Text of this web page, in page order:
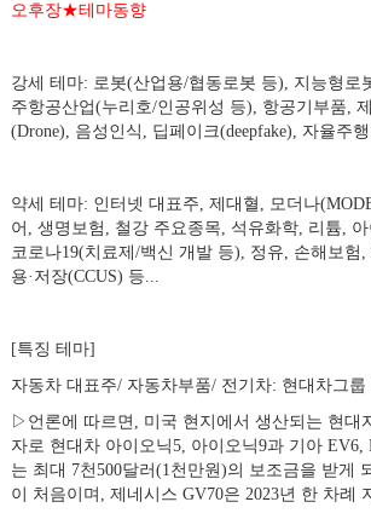
오후장★테마동향
강세 테마: 로봇(산업용/협동로봇 등), 지능형
주항공산업(누리호/인공위성 등), 항공기부품,
(Drone), 음성인식, 딥페이크(deepfake), 자율
약세 테마: 인터넷 대표주, 제대혈, 모더나
어, 생명보험, 철강 주요종목, 석유화학, 리튬,
코로나19(치료제/백신 개발 등), 정유, 손해보
용·저장(CCUS) 등...
[특징 테마]
자동차 대표주/ 자동차부품/ 전기차: 현대차그
▷언론에 따르면, 미국 현지에서 생산되는 현대
자로 현대차 아이오닉5, 아이오닉9과 기아
는 최대 7천500달러(1천만원)의 보조금을 받게
이 처음이며, 제네시스 GV70은 2023년 한 차